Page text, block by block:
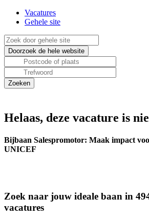
Vacatures
Gehele site
Helaas, deze vacature is
Bijbaan Salespromotor: Maak impact
UNICEF
Zoek naar jouw ideale baan in
vacatures